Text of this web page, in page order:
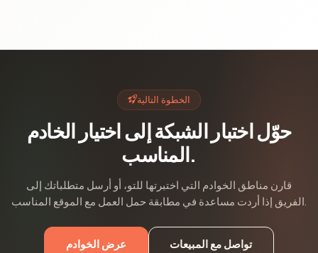
الخطوة التالية
حوّل اختبار الشبكة إلى اختيار الخادم
المناسب.
قارن مناطق الخوادم التي اختبرتها للتو، أو أرسل متطلباتك إلى
الفريق إذا أردت مساعدة في مطابقة حمل العمل مع الموقع المناسب.
عرض الخوادم تواصل مع المبيعات